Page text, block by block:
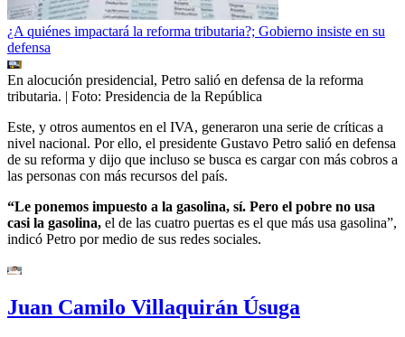
¿A quiénes impactará la reforma tributaria?; Gobierno insiste en su
defensa
En alocución presidencial, Petro salió en defensa de la reforma
tributaria. | Foto: Presidencia de la República
Este, y otros aumentos en el IVA, generaron una serie de críticas a
nivel nacional. Por ello, el presidente Gustavo Petro salió en defensa
de su reforma y dijo que incluso se busca es cargar con más cobros a
las personas con más recursos del país.
“Le ponemos impuesto a la gasolina, sí. Pero el pobre no usa
casi la gasolina, el de las cuatro puertas es el que más usa gasolina”,
indicó Petro por medio de sus redes sociales.
Juan Camilo Villaquirán Úsuga